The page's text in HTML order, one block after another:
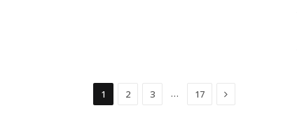
1 2 3 … 17 Suivant